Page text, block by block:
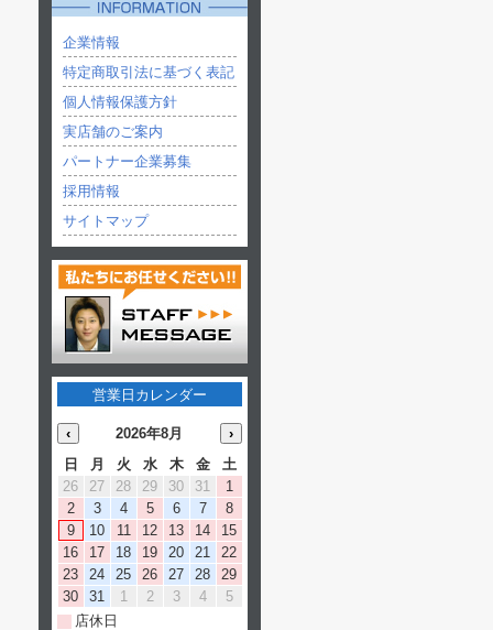
企業情報
特定商取引法に基づく表記
個人情報保護方針
実店舗のご案内
パートナー企業募集
採用情報
サイトマップ
営業日カレンダー
‹ 2026年8月
›
日
月 火 水 木 金
土
26
27 28 29 30 31
1
2
3 4 5 6 7
8
9
10 11 12 13 14
15
16
17 18 19 20 21
22
23
24 25 26 27 28
29
30
31 1 2 3 4
5
店休日